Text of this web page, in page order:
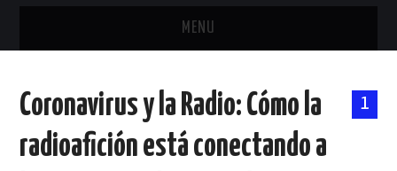
MENU
ANTENAS Y ACCESORIOS
1
Coronavirus y la Radio: Cómo la
radioafición está conectando a